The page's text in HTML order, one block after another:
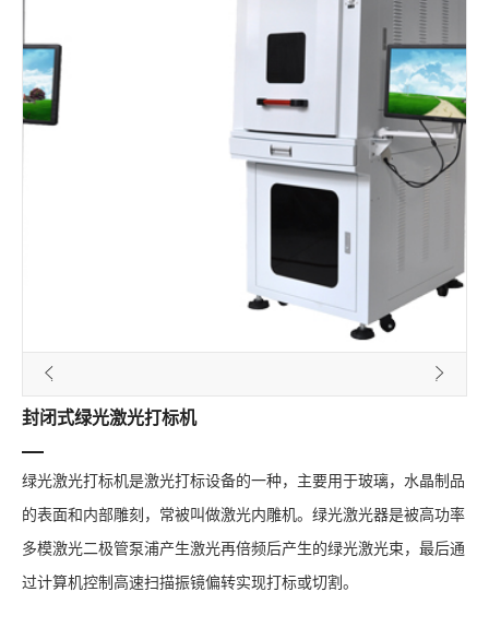
封闭式绿光激光打标机
绿光激光打标机是激光打标设备的一种，主要用于玻璃，水晶制品
的表面和内部雕刻，常被叫做激光内雕机。绿光激光器是被高功率
多模激光二极管泵浦产生激光再倍频后产生的绿光激光束，最后通
过计算机控制高速扫描振镜偏转实现打标或切割。